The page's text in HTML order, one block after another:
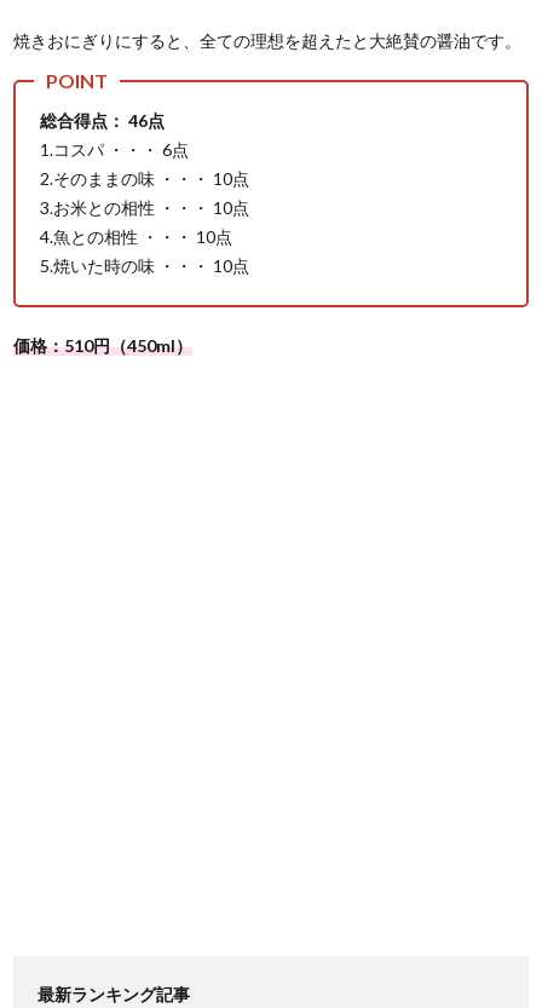
焼きおにぎりにすると、全ての理想を超えたと大絶賛の醤油です。
総合得点： 46点
1.コスパ ・・・ 6点
2.そのままの味 ・・・ 10点
3.お米との相性 ・・・ 10点
4.魚との相性 ・・・ 10点
5.焼いた時の味 ・・・ 10点
価格：510円（450ml）
最新ランキング記事